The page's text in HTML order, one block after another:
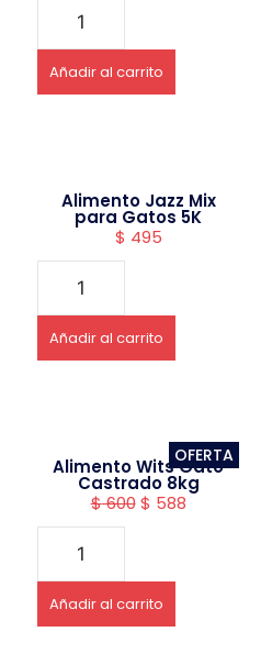
Añadir al carrito
Alimento Jazz Mix
para Gatos 5K
$ 495
Añadir al carrito
OFERTA
Alimento Wits Gato
Castrado 8kg
$600 $ 588
Añadir al carrito